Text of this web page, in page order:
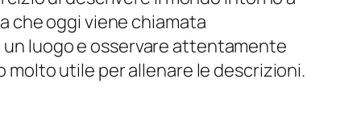
che oggi viene chiamata
luogo e osservare attentamente
utile per allenare le descrizioni.